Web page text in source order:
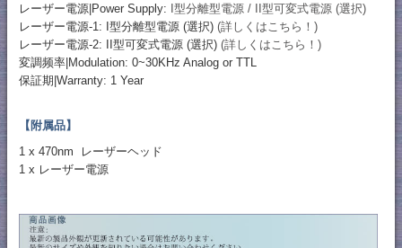
レーザー電源|Power Supply: I型分離型電源 / II型可変式電源 (選択)
レーザー電源-1: I型分離型電源 (選択) (詳しくはこちら！)
レーザー電源-2: II型可変式電源 (選択) (詳しくはこちら！)
変調频率|Modulation: 0~30KHz Analog or TTL
保証期|Warranty: 1 Year
【附属品】
1 x 470nm レーザーヘッド
1 x レーザー電源